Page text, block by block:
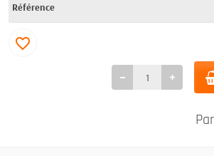
Référence
favorite_border